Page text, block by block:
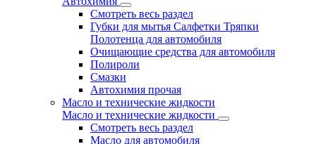
Смотреть весь раздел
Губки для мытья Салфетки Тряпки
Полотенца для автомобиля
Очищающие средства для автомобиля
Полироли
Смазки
Автохимия прочая
Масло и технические жидкости
Масло и технические жидкости
Смотреть весь раздел
Масло для автомобиля